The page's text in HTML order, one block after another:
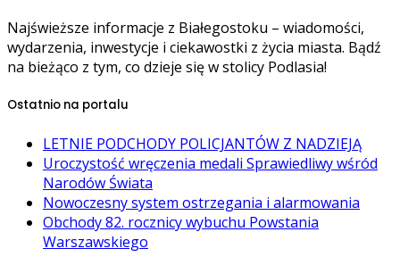
Najświeższe informacje z Białegostoku – wiadomości,
wydarzenia, inwestycje i ciekawostki z życia miasta. Bądź
na bieżąco z tym, co dzieje się w stolicy Podlasia!
Ostatnio na portalu
LETNIE PODCHODY POLICJANTÓW Z NADZIEJĄ
Uroczystość wręczenia medali Sprawiedliwy wśród
Narodów Świata
Nowoczesny system ostrzegania i alarmowania
Obchody 82. rocznicy wybuchu Powstania
Warszawskiego